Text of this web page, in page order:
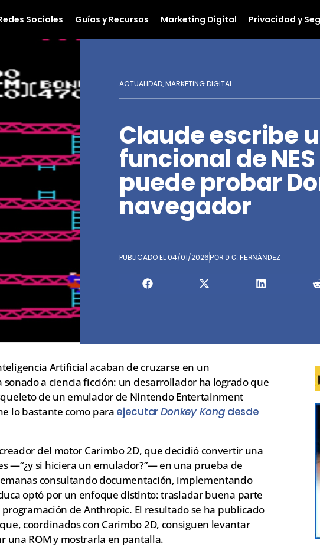
Sociales Guías y Recursos Marketing Digital Privacidad y
ACTUALIDAD, MARKETING DIGITAL
Claude escribe
funcional de
puede probar
navegador
PUBLICADO EL 04/01/2026 POR D C. FERNÁNDEZ
Artificial acaban de cruzarse en un
a ciencia ficción: un desarrollador ha logrado que
de un emulador de Nintendo Entertainment
lo bastante como para ejecutarDonkey Kong desde
del motor Carimbo 2D, que decidió convertir una
—“¿y si hiciera un emulador?”— en una prueba de
consultando documentación, implementando
optó por un enfoque distinto: trasladar buena parte
de Anthropic. El resultado se ha publicado
coordinados con Carimbo 2D, consiguen levantar
una ROM y mostrarla en pantalla.